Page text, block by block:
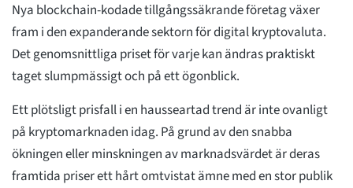
Nya blockchain-kodade tillgångssäkrande företag växer
fram i den expanderande sektorn för digital kryptovaluta.
Det genomsnittliga priset för varje kan ändras praktiskt
taget slumpmässigt och på ett ögonblick.
Ett plötsligt prisfall i en hausseartad trend är inte ovanligt
på kryptomarknaden idag. På grund av den snabba
ökningen eller minskningen av marknadsvärdet är deras
framtida priser ett hårt omtvistat ämne med en stor publik